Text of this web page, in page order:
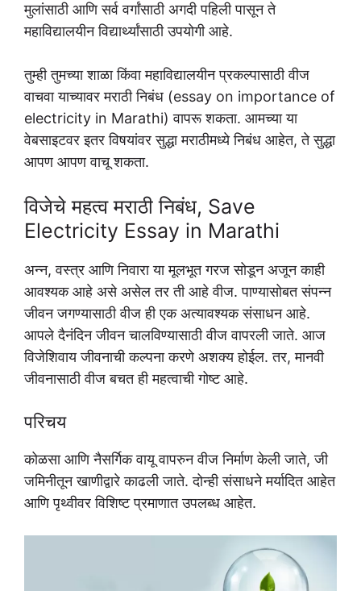
मुलांसाठी आणि सर्व वर्गांसाठी अगदी पहिली पासून ते
महाविद्यालयीन विद्यार्थ्यांसाठी उपयोगी आहे.
तुम्ही तुमच्या शाळा किंवा महाविद्यालयीन प्रकल्पासाठी वीज
वाचवा याच्यावर मराठी निबंध (essay on importance of
electricity in Marathi) वापरू शकता. आमच्या या
वेबसाइटवर इतर विषयांवर सुद्धा मराठीमध्ये निबंध आहेत, ते सुद्धा
आपण आपण वाचू शकता.
विजेचे महत्व मराठी निबंध, Save
Electricity Essay in Marathi
अन्न, वस्त्र आणि निवारा या मूलभूत गरज सोडून अजून काही
आवश्यक आहे असे असेल तर ती आहे वीज. पाण्यासोबत संपन्न
जीवन जगण्यासाठी वीज ही एक अत्यावश्यक संसाधन आहे.
आपले दैनंदिन जीवन चालविण्यासाठी वीज वापरली जाते. आज
विजेशिवाय जीवनाची कल्पना करणे अशक्य होईल. तर, मानवी
जीवनासाठी वीज बचत ही महत्वाची गोष्ट आहे.
परिचय
कोळसा आणि नैसर्गिक वायू वापरुन वीज निर्माण केली जाते, जी
जमिनीतून खाणीद्वारे काढली जाते. दोन्ही संसाधने मर्यादित आहेत
आणि पृथ्वीवर विशिष्ट प्रमाणात उपलब्ध आहेत.